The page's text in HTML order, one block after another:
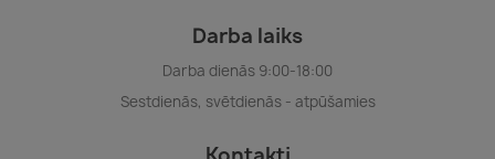
Darba laiks
Darba dienās 9:00-18:00
Sestdienās, svētdienās - atpūšamies